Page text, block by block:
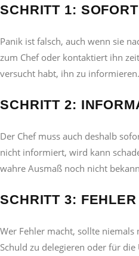
SCHRITT 1:
Panik ist falsch, auch wenn sie
zum Chef oder kontaktiert ihn
versucht habt, ihn zu informieren.
SCHRITT 2:
Der Chef muss auch deshalb
nicht informiert, wird kann
wahre Ausmaß noch nicht
SCHRITT 3:
Wer Fehler macht, sollte
Schuld zu delegieren oder für